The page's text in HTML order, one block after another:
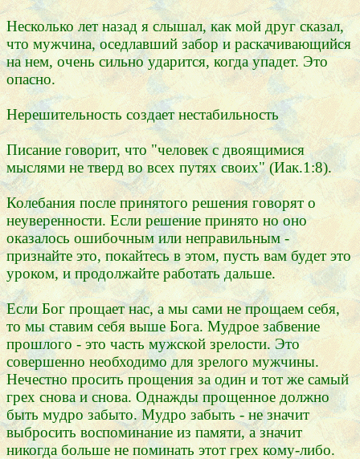
Несколько лет назад я слышал, как мой друг сказал,
что мужчина, оседлавший забор и раскачивающийся
на нем, очень сильно ударится, когда упадет. Это
опасно.
Нерешительность создает нестабильность
Писание говорит, что "человек с двоящимися
мыслями не тверд во всех путях своих" (Иак.1:8).
Колебания после принятого решения говорят о
неуверенности. Если решение принято но оно
оказалось ошибочным или неправильным -
признайте это, покайтесь в этом, пусть вам будет это
уроком, и продолжайте работать дальше.
Если Бог прощает нас, а мы сами не прощаем себя,
то мы ставим себя выше Бога. Мудрое забвение
прошлого - это часть мужской зрелости. Это
совершенно необходимо для зрелого мужчины.
Нечестно просить прощения за один и тот же самый
грех снова и снова. Однажды прощенное должно
быть мудро забыто. Мудро забыть - не значит
выбросить воспоминание из памяти, а значит
никогда больше не поминать этот грех кому-либо.